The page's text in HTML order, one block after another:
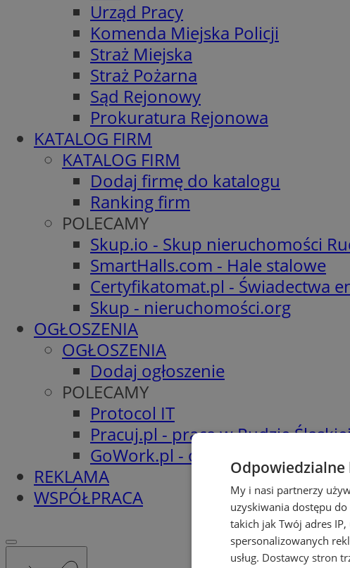
Urząd Pracy
Komenda Miejska Policji
Straż Miejska
Straż Pożarna
Sąd Rejonowy
Prokuratura Rejonowa
KATALOG FIRM
KATALOG FIRM
Dodaj firmę do katalogu
Ranking firm
POLECAMY
Skup.io - Skup nieruchomości
SmartHalls.com - Hale stalowe
Certyfikatomat.pl - Świadectwa
Skup - nieruchomości.org
OGŁOSZENIA
OGŁOSZENIA
Dodaj ogłoszenie
POLECAMY
Protocol IT
Pracuj.pl - praca w Rudzie
GoWork.pl - oferty pracy
REKLAMA
WSPÓŁPRACA
Odpowiedzialne
My i nasi partnerzy
uzyskiwania dostępu
takich jak Twój adres
spersonalizowanych
usług. Dostawcy stron